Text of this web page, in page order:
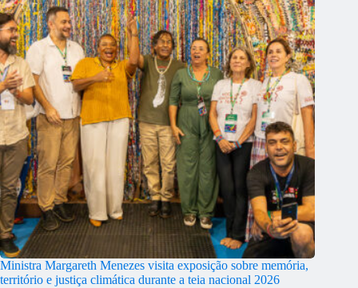
Ministra Margareth Menezes visita exposição sobre memória,
território e justiça climática durante a teia nacional 2026